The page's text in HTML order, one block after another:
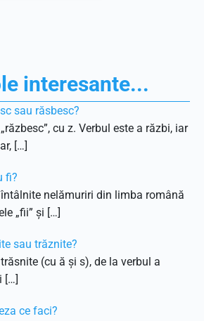
interesante...
sau răsbesc?
cu z. Verbul este a răzbi, iar
[…]
fi?
nelămuriri din limba română
„fii” și […]
sau trăznite?
(cu ă și s), de la verbul a
[…]
ce faci?